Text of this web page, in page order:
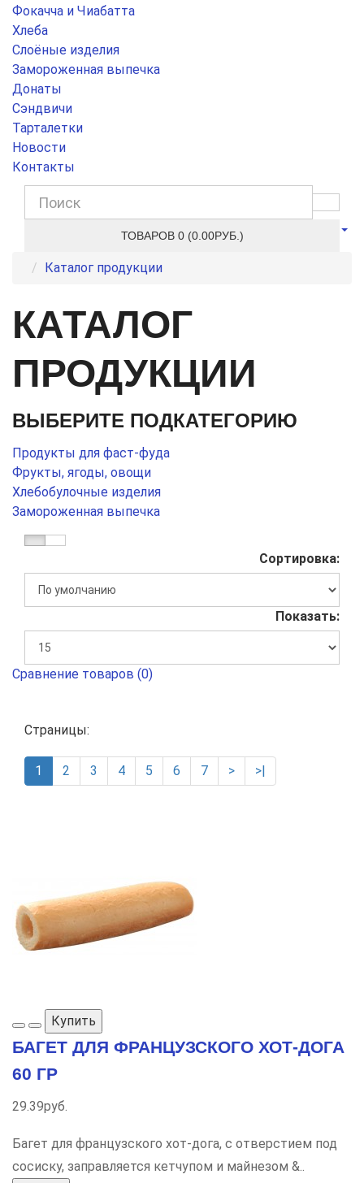
Фокачча и Чиабатта
Хлеба
Слоёные изделия
Замороженная выпечка
Донаты
Сэндвичи
Тарталетки
Новости
Контакты
ТОВАРОВ 0 (0.00РУБ.)
Каталог продукции
КАТАЛОГ
ПРОДУКЦИИ
ВЫБЕРИТЕ ПОДКАТЕГОРИЮ
Продукты для фаст-фуда
Фрукты, ягоды, овощи
Хлебобулочные изделия
Замороженная выпечка
Сортировка:
Показать:
Сравнение товаров (0)
Страницы:
1 2 3 4 5 6 7 > >|
Купить
БАГЕТ ДЛЯ ФРАНЦУЗСКОГО ХОТ-ДОГА
60 ГР
29.39руб.
Багет для французского хот-дога, с отверстием под
сосиску, заправляется кетчупом и майнезом &..